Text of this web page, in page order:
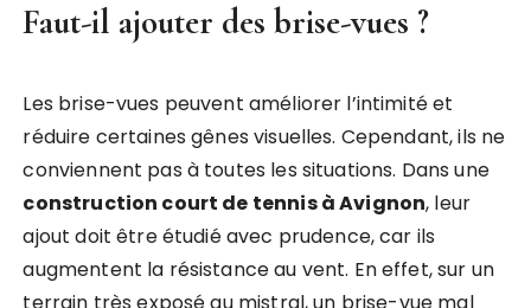
Faut-il ajouter des brise-vues ?
Les brise-vues peuvent améliorer l’intimité et
réduire certaines gênes visuelles. Cependant, ils ne
conviennent pas à toutes les situations. Dans une
construction court de tennis à Avignon, leur
ajout doit être étudié avec prudence, car ils
augmentent la résistance au vent. En effet, sur un